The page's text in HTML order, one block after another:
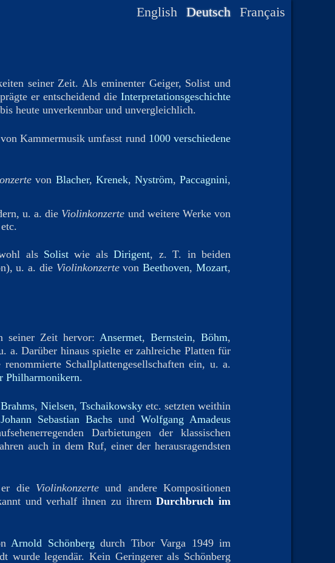
English Deutsch Français
seiner Zeit. Als eminenter Geiger, Solist und
er entscheidend dieInterpretationsgeschichte
heute unverkennbar und unvergleichlich.
Kammermusik umfasst rund 1000 verschiedene
von Blacher, Krenek, Nyström,Paccagnini,
u. a. die Violinkonzerte und weitere Werke von
etc.
als Solistwie alsDirigent, z. T. in beiden
u. a. die ViolinkonzertevonBeethoven,Mozart,
seiner Zeit hervor: Ansermet, Bernstein, Böhm,
a. Darüber hinaus spielte er zahlreiche Platten für
renommierte Schallplattengesellschaften ein, u. a.
Philharmonikern.
Brahms, Nielsen, Tschaikowsky etc. setzten weithin
Johann Sebastian Bachs und Wolfgang Amadeus
Darbietungen der klassischen
auch in dem Ruf, einer der herausragendsten
er die Violinkonzerteund andere Kompositionen
und verhalf ihnen zu ihremDurchbruch im
Arnold Schönberg durch Tibor Varga 1949 im
wurde legendär. Kein Geringerer als Schönberg